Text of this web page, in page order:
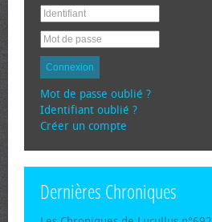
Connexion
Mot de passe oublié ?
Identifiant oublié ?
Créer un compte
Dernières Chroniques